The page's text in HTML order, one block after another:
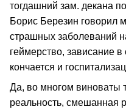
тогдашний зам. декана
Борис Березин говорил
страшных заболеваний
геймерство, зависание
кончается и
Да, во многом виноваты
реальность, смешанная